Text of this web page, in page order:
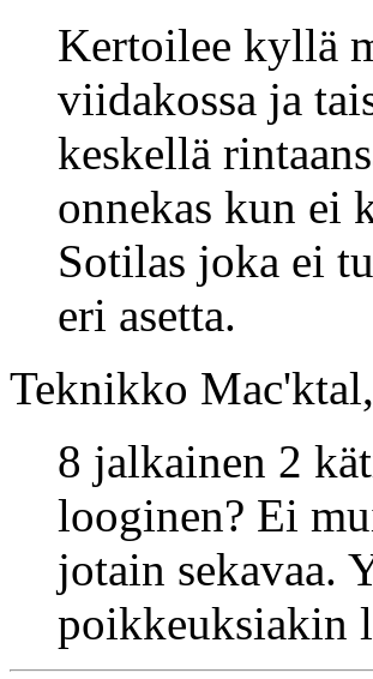
Kertoilee kyllä
viidakossa ja
keskellä
onnekas kun ei
Sotilas joka ei
eri asetta.
Teknikko
8 jalkainen 2
looginen? Ei
jotain sekavaa.
poikkeuksiakin